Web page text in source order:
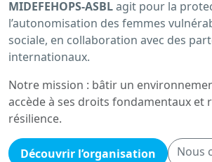
MIDEFEHOPS-ASBLagit pour la
l’autonomisation des femmes
sociale, en collaboration avec des
internationaux.
Notre mission : bâtir un
accède à ses droits fondamentaux et
résilience.
Découvrir l’organisation Nous